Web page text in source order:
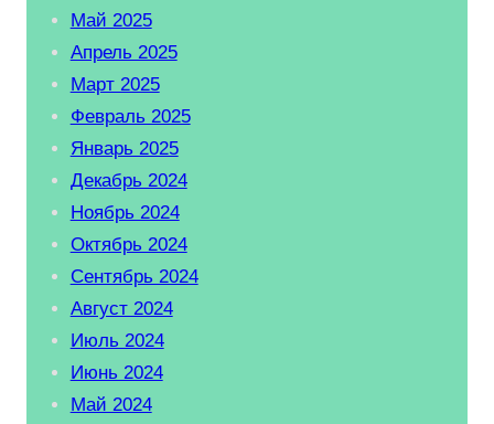
Май 2025
Апрель 2025
Март 2025
Февраль 2025
Январь 2025
Декабрь 2024
Ноябрь 2024
Октябрь 2024
Сентябрь 2024
Август 2024
Июль 2024
Июнь 2024
Май 2024